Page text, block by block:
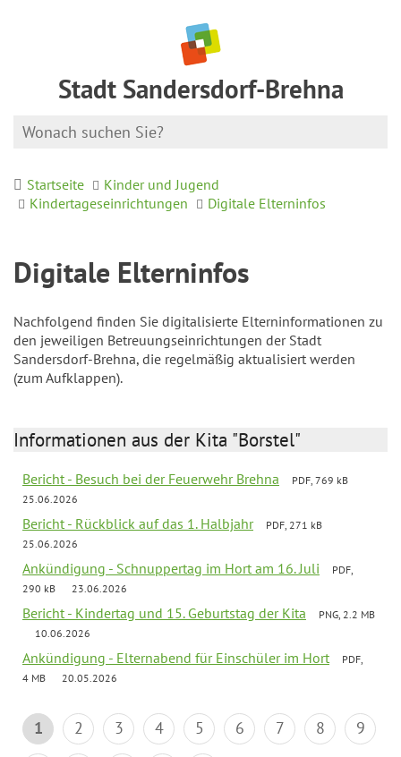
Stadt Sandersdorf-Brehna
Startseite
Kinder und Jugend
Kindertageseinrichtungen
Digitale Elterninfos
Digitale Elterninfos
Nachfolgend finden Sie digitalisierte Elterninformationen zu
den jeweiligen Betreuungseinrichtungen der Stadt
Sandersdorf-Brehna, die regelmäßig aktualisiert werden
(zum Aufklappen).
Informationen aus der Kita "Borstel"
Bericht - Besuch bei der Feuerwehr Brehna
PDF, 769 kB
25.06.2026
Bericht - Rückblick auf das 1. Halbjahr
PDF, 271 kB
25.06.2026
Ankündigung - Schnuppertag im Hort am 16. Juli
PDF,
290 kB
23.06.2026
Bericht - Kindertag und 15. Geburtstag der Kita
PNG, 2.2 MB
10.06.2026
Ankündigung - Elternabend für Einschüler im Hort
PDF,
4 MB
20.05.2026
1 2 3 4 5 6 7 8
9